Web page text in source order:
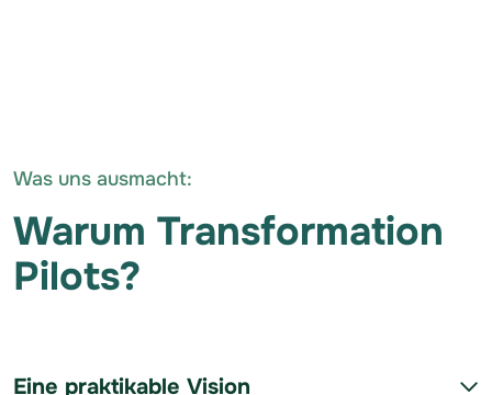
Was uns ausmacht:
Warum Transformation
Pilots?
Eine praktikable Vision